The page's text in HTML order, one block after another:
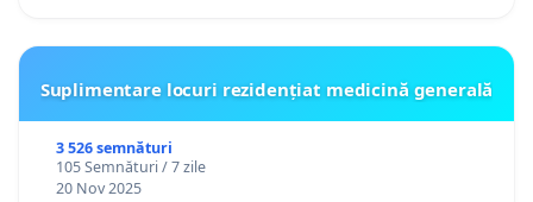
Suplimentare locuri rezidențiat medicină generală
3 526 semnături
105 Semnături / 7 zile
20 Nov 2025